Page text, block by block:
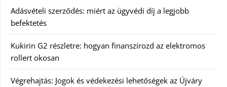
Adásvételi szerződés: miért az ügyvédi díj a legjobb
befektetés
Kukirin G2 részletre: hogyan finanszírozd az elektromos
rollert okosan
Végrehajtás: Jogok és védekezési lehetőségek az Újváry